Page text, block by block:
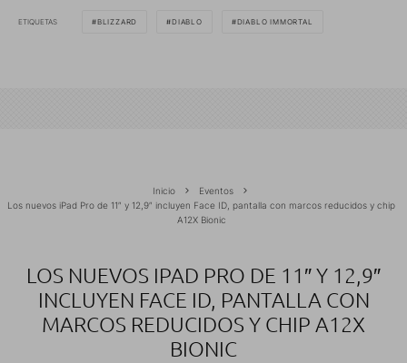
ETIQUETAS BLIZZARD DIABLO DIABLO IMMORTAL
Inicio
Eventos
Los nuevos iPad Pro de 11″ y 12,9″ incluyen Face ID, pantalla con marcos reducidos y chip
A12X Bionic
LOS NUEVOS IPAD PRO DE 11″ Y 12,9″
INCLUYEN FACE ID, PANTALLA CON
MARCOS REDUCIDOS Y CHIP A12X
BIONIC